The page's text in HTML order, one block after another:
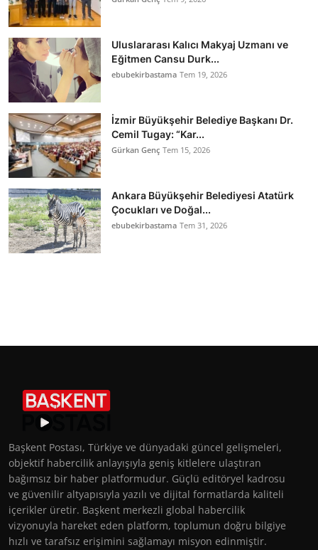
Uluslararası Kalıcı Makyaj Uzmanı ve
Eğitmen Cansu Durk...
ebubekirbastama Tem 19, 2026
İzmir Büyükşehir Belediye Başkanı Dr.
Cemil Tugay: “Kar...
Gürkan Genç Tem 15, 2026
Ankara Büyükşehir Belediyesi Atatürk
Çocukları ve Doğal...
ebubekirbastama Tem 31, 2026
Başkent Postası, Türkiye ve dünyadaki güncel gelişmeleri,
objektif habercilik anlayışıyla geniş kitlelere ulaştıran
bağımsız bir haber platformudur. Güçlü editöryel kadrosu
ve güvenilir altyapısıyla yazılı ve dijital formatlarda kaliteli
içerikler üretir. Başkent merkezli global habercilik
vizyonuyla hareket eden platform, toplumun doğru bilgiye
hızlı ve tarafsız erişimini sağlamayı misyon edinmiştir.